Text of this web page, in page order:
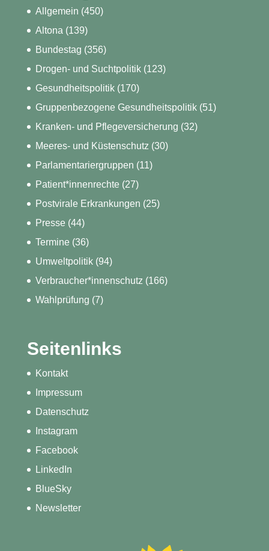
Allgemein (450)
Altona (139)
Bundestag (356)
Drogen- und Suchtpolitik(123)
Gesundheitspolitik(170)
Gruppenbezogene Gesundheitspolitik(51)
Kranken- und Pflegeversicherung (32)
Meeres- und Küstenschutz (30)
Parlamentariergruppen (11)
Patient*innenrechte(27)
Postvirale Erkrankungen (25)
Presse(44)
Termine(36)
Umweltpolitik(94)
Verbraucher*innenschutz (166)
Wahlprüfung (7)
Seitenlinks
Kontakt
Impressum
Datenschutz
Instagram
Facebook
LinkedIn
BlueSky
Newsletter